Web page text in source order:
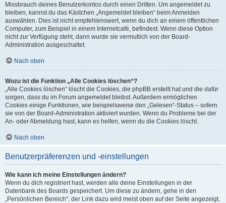
Missbrauch deines Benutzerkontos durch einen Dritten. Um angemeldet zu
bleiben, kannst du das Kästchen „Angemeldet bleiben“ beim Anmelden
auswählen. Dies ist nicht empfehlenswert, wenn du dich an einem öffentlichen
Computer, zum Beispiel in einem Internetcafé, befindest. Wenn diese Option
nicht zur Verfügung steht, dann wurde sie vermutlich von der Board-
Administration ausgeschaltet.
Nach oben
Wozu ist die Funktion „Alle Cookies löschen“?
„Alle Cookies löschen“ löscht die Cookies, die phpBB erstellt hat und die dafür
sorgen, dass du im Forum angemeldet bleibst. Außerdem ermöglichen
Cookies einige Funktionen, wie beispielsweise den „Gelesen“-Status – sofern
sie von der Board-Administration aktiviert wurden. Wenn du Probleme bei der
An- oder Abmeldung hast, kann es helfen, wenn du die Cookies löscht.
Nach oben
Benutzerpräferenzen und -einstellungen
Wie kann ich meine Einstellungen ändern?
Wenn du dich registriert hast, werden alle deine Einstellungen in der
Datenbank des Boards gespeichert. Um diese zu ändern, gehe in den
„Persönlichen Bereich“; der Link dazu wird meist oben auf der Seite angezeigt,